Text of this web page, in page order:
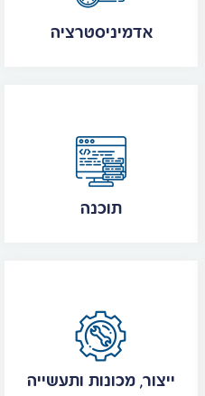
אדמיניסטרציה
תוכנה
ייצור, מכונות ותעשייה